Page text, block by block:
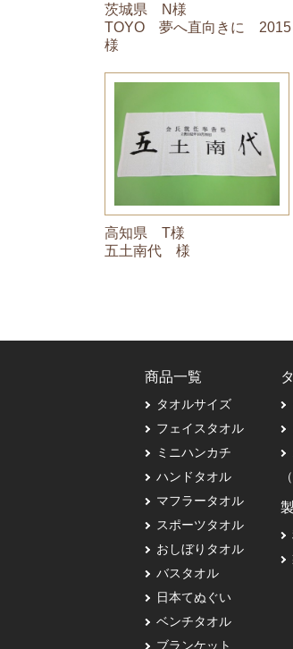
茨城県 N様
TOYO 夢へ直向きに 2015
様
高知県 T様
五土南代 様
商品一覧
タオルサイズ
フェイスタオル
ミニハンカチ
ハンドタオル
マフラータオル
スポーツタオル
おしぼりタオル
バスタオル
日本てぬぐい
ベンチタオル
ブランケット